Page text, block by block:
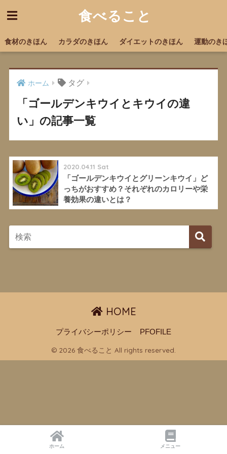
食べること
食材のきほん カラダのきほん ダイエットのきほん 運動のき
ホーム タグ
「ゴールデンキウイとキウイの違
い」の記事一覧
2020.04.11 Sat
「ゴールデンキウイとグリーンキウイ」ど
っちがおすすめ？それぞれのカロリーや栄
養効果の違いとは？
HOME
プライバシーポリシー PFOFILE
© 2026 食べること All rights reserved.
ホーム メニュー